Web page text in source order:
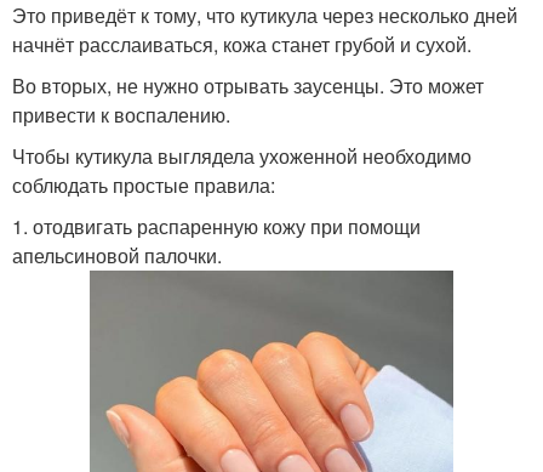
Это приведёт к тому, что кутикула через несколько дней
начнёт расслаиваться, кожа станет грубой и сухой.
Во вторых, не нужно отрывать заусенцы. Это может
привести к воспалению.
Чтобы кутикула выглядела ухоженной необходимо
соблюдать простые правила:
1. отодвигать распаренную кожу при помощи
апельсиновой палочки.